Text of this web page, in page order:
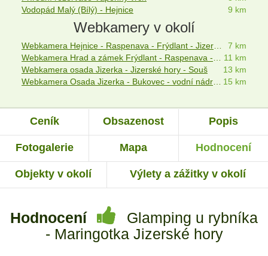
Vodopád Malý (Bílý) - Hejnice
9 km
Webkamery v okolí
Webkamera Hejnice - Raspenava - Frýdlant - Jizerské hory
7 km
Webkamera Hrad a zámek Frýdlant - Raspenava - Hejnice 11 km
Webkamera osada Jizerka - Jizerské hory - Souš
13 km
Webkamera Osada Jizerka - Bukovec - vodní nádrž Souš 15 km
Ceník Obsazenost Popis
Fotogalerie Mapa Hodnocení
Objekty v okolí Výlety a zážitky v okolí
Hodnocení
Glamping u rybníka
- Maringotka Jizerské hory